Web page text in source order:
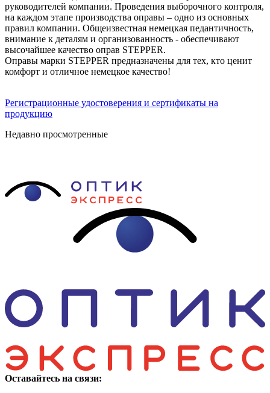
руководителей компании. Проведения выборочного контроля,
на каждом этапе производства оправы – одно из основных
правил компании. Общеизвестная немецкая педантичность,
внимание к деталям и организованность - обеспечивают
высочайшее качество оправ STEPPER.
Оправы марки STEPPER предназначены для тех, кто ценит
комфорт и отличное немецкое качество!
Регистрационные удостоверения и сертификаты на
продукцию
Недавно просмотренные
Оставайтесь на связи: